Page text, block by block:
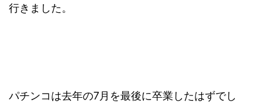
行きました。
パチンコは去年の7月を最後に卒業したはずでし